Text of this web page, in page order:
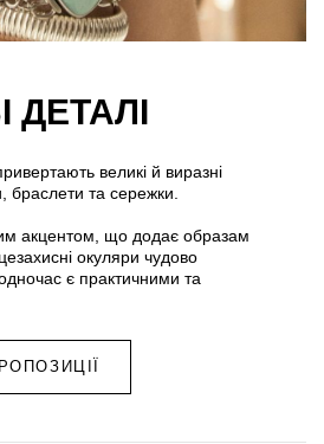
ДЕТАЛІ
великі й виразні
браслети та сережки.
акцентом, що додає образам
окуляри чудово
є практичними та